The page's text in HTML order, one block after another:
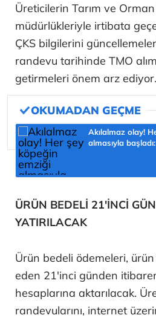
Üreticilerin Tarım ve
müdürlükleriyle irtibata
ÇKS bilgilerini
randevu tarihinde TMO
getirmeleri önem arz ediyor.
Akılalmaz olay!
almasıyla
ÜRÜN BEDELİ 21'İNCİ
YATIRILACAK
Ürün bedeli ödemeleri, ürün
eden 21'inci günden
hesaplarına aktarılacak.
randevularını, internet